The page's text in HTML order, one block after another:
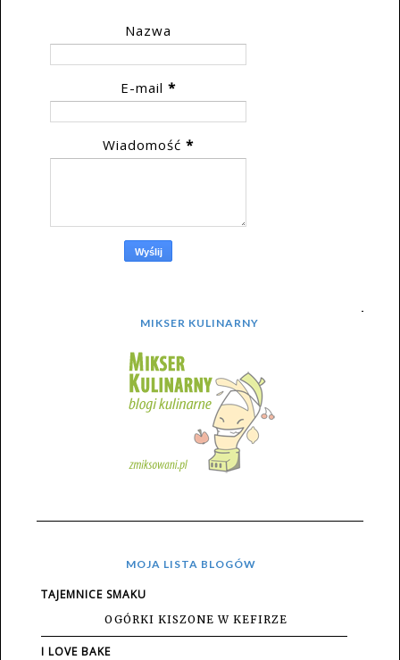
Nazwa
E-mail *
Wiadomość *
MIKSER KULINARNY
MOJA LISTA BLOGÓW
TAJEMNICE SMAKU
OGÓRKI KISZONE W KEFIRZE
I LOVE BAKE